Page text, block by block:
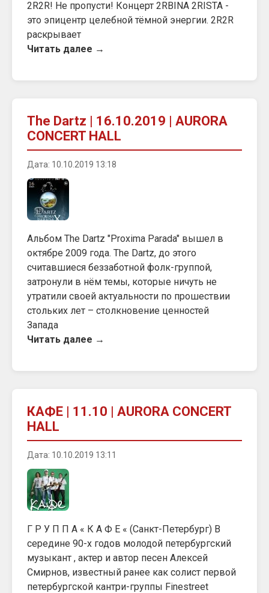
2R2R! Не пропусти! Концерт 2RBINA 2RISTA -
это эпицентр целебной тёмной энергии. 2R2R
раскрывает
Читать далее →
The Dartz | 16.10.2019 | AURORA
CONCERT HALL
Дата: 10.10.2019 13:18
Альбом The Dartz "Proxima Parada" вышел в
октябре 2009 года. The Dartz, до этого
считавшиеся беззаботной фолк-группой,
затронули в нём темы, которые ничуть не
утратили своей актуальности по прошествии
стольких лет – столкновение ценностей
Запада
Читать далее →
КАФЕ | 11.10 | AURORA CONCERT
HALL
Дата: 10.10.2019 13:11
Г Р У П П А « К А Ф Е « (Санкт-Петербург) В
середине 90-х годов молодой петербургский
музыкант , актер и автор песен Алексей
Смирнов, известный ранее как солист первой
петербургской кантри-группы Finestreet